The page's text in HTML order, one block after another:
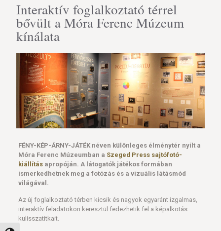
Interaktív foglalkoztató térrel
bővült a Móra Ferenc Múzeum
kínálata
FÉNY-KÉP-ÁRNY-JÁTÉK néven különleges élménytér nyílt a
Móra Ferenc Múzeumban a Szeged Press sajtófotó-
kiállításapropóján. A látogatók játékos formában
ismerkedhetnek meg a fotózás és a vizuális látásmód
világával.
Az új foglalkoztató térben kicsik és nagyok egyaránt izgalmas,
interaktív feladatokon keresztül fedezhetik fel a képalkotás
kulisszatitkait.